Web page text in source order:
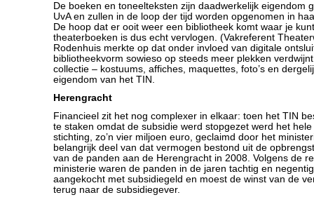
De boeken en toneelteksten zijn daadwerkelijk eigendom
UvA en zullen in de loop der tijd worden opgenomen in
De hoop dat er ooit weer een bibliotheek komt waar je
theaterboeken is dus echt vervlogen. (Vakreferent
Rodenhuis merkte op dat onder invloed van digitale
bibliotheekvorm sowieso op steeds meer plekken
collectie – kostuums, affiches, maquettes, foto’s en
eigendom van het TIN.
Herengracht
Financieel zit het nog complexer in elkaar: toen het TIN
te staken omdat de subsidie werd stopgezet werd het
stichting, zo’n vier miljoen euro, geclaimd door het
belangrijk deel van dat vermogen bestond uit de
van de panden aan de Herengracht in 2008. Volgens de
ministerie waren de panden in de jaren tachtig en
aangekocht met subsidiegeld en moest de winst van de
terug naar de subsidiegever.